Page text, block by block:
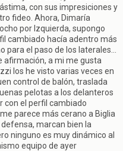
con sus impresiciones y
fideo. Ahora, Dimaría
por Izquierda, supongo
cambiado hacía adentro más
el paso de los laterales...
afirmación, a mi me gusta
los he visto varias veces en
control de balón, traslada
pelotas a los delanteros
con el perfil cambiado
parece más cerano a Biglia
marcan bien la
ninguno es muy dinámico al
equipo de ayer